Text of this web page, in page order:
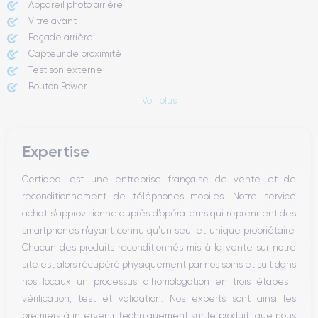
Appareil photo arrière ​
Vitre avant ​
Façade arrière
Capteur de proximité
Test son externe
Bouton Power
Haut parleur
Bouton Home
Bluetooth
WiFi
Réseau
Vibreur
Prise USB
Voir plus
Expertise
Certideal est une entreprise française de vente et de
reconditionnement de téléphones mobiles. Notre service
achat s’approvisionne auprès d’opérateurs qui reprennent des
smartphones n’ayant connu qu’un seul et unique propriétaire.
Chacun des produits reconditionnés mis à la vente sur notre
site est alors récupéré physiquement par nos soins et suit dans
nos locaux un processus d’homologation en trois étapes :
vérification, test et validation. Nos experts sont ainsi les
premiers à intervenir techniquement sur le produit, que nous